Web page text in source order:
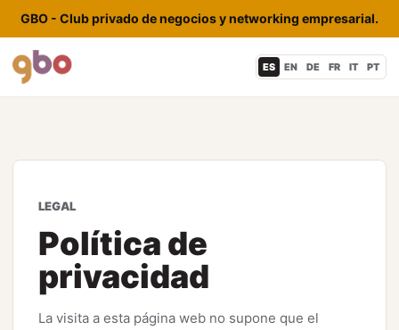
GBO - Club privado de negocios y networking empresarial.
ES EN DE FR IT PT
LEGAL
Política de
privacidad
La visita a esta página web no supone que el